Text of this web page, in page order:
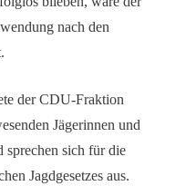
nach den
der CDU-Fraktion
Jägerinnen und
sprechen sich für die
Jagdgesetzes aus.